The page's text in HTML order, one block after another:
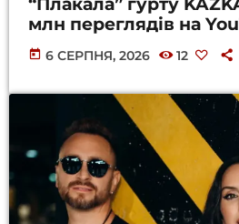
млн переглядів на
today 6 СЕРПНЯ, 2026 12